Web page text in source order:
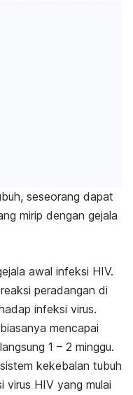
seseorang dapat
mirip dengan gejala
awal infeksi HIV.
peradangan di
infeksi virus.
biasanya mencapai
1 – 2 minggu.
kekebalan tubuh
virus HIV yang mulai